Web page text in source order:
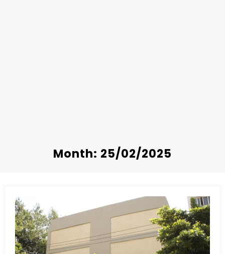
Month: 25/02/2025